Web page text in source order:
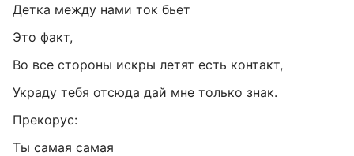
Детка между нами ток бьет
Это факт,
Во все стороны искры летят есть контакт,
Украду тебя отсюда дай мне только знак.
Прекорус:
Ты самая самая